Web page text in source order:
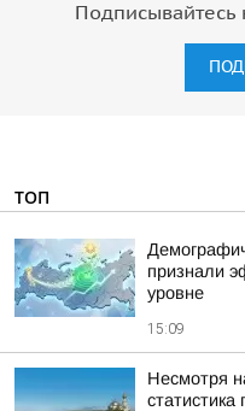
ТОП
признали
уровне
15:09
Несмотря
статистика